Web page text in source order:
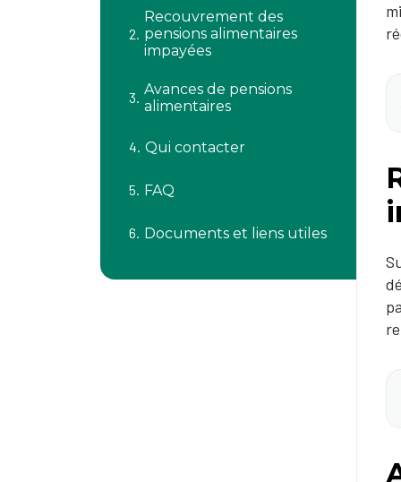
Recouvrement des
pensions alimentaires
impayées
Avances de pensions
alimentaires
Qui contacter
FAQ
Documents et liens utiles